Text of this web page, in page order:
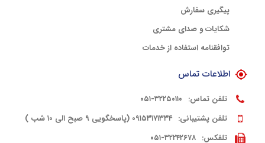
پیگیری سفارش
شکایات و صدای مشتری
توافقنامه استفاده از خدمات
اطلاعات تماس
تلفن تماس: ۳۲۲۵۰۱۱۰-۰۵۱
تلفن پشتیبانی: ۰۹۱۵۳۱۷۱۳۳۴ (پاسخگویی ۹ صبح الی ۱۰ شب )
تلفکس: ۳۲۲۴۲۶۷۸-۰۵۱